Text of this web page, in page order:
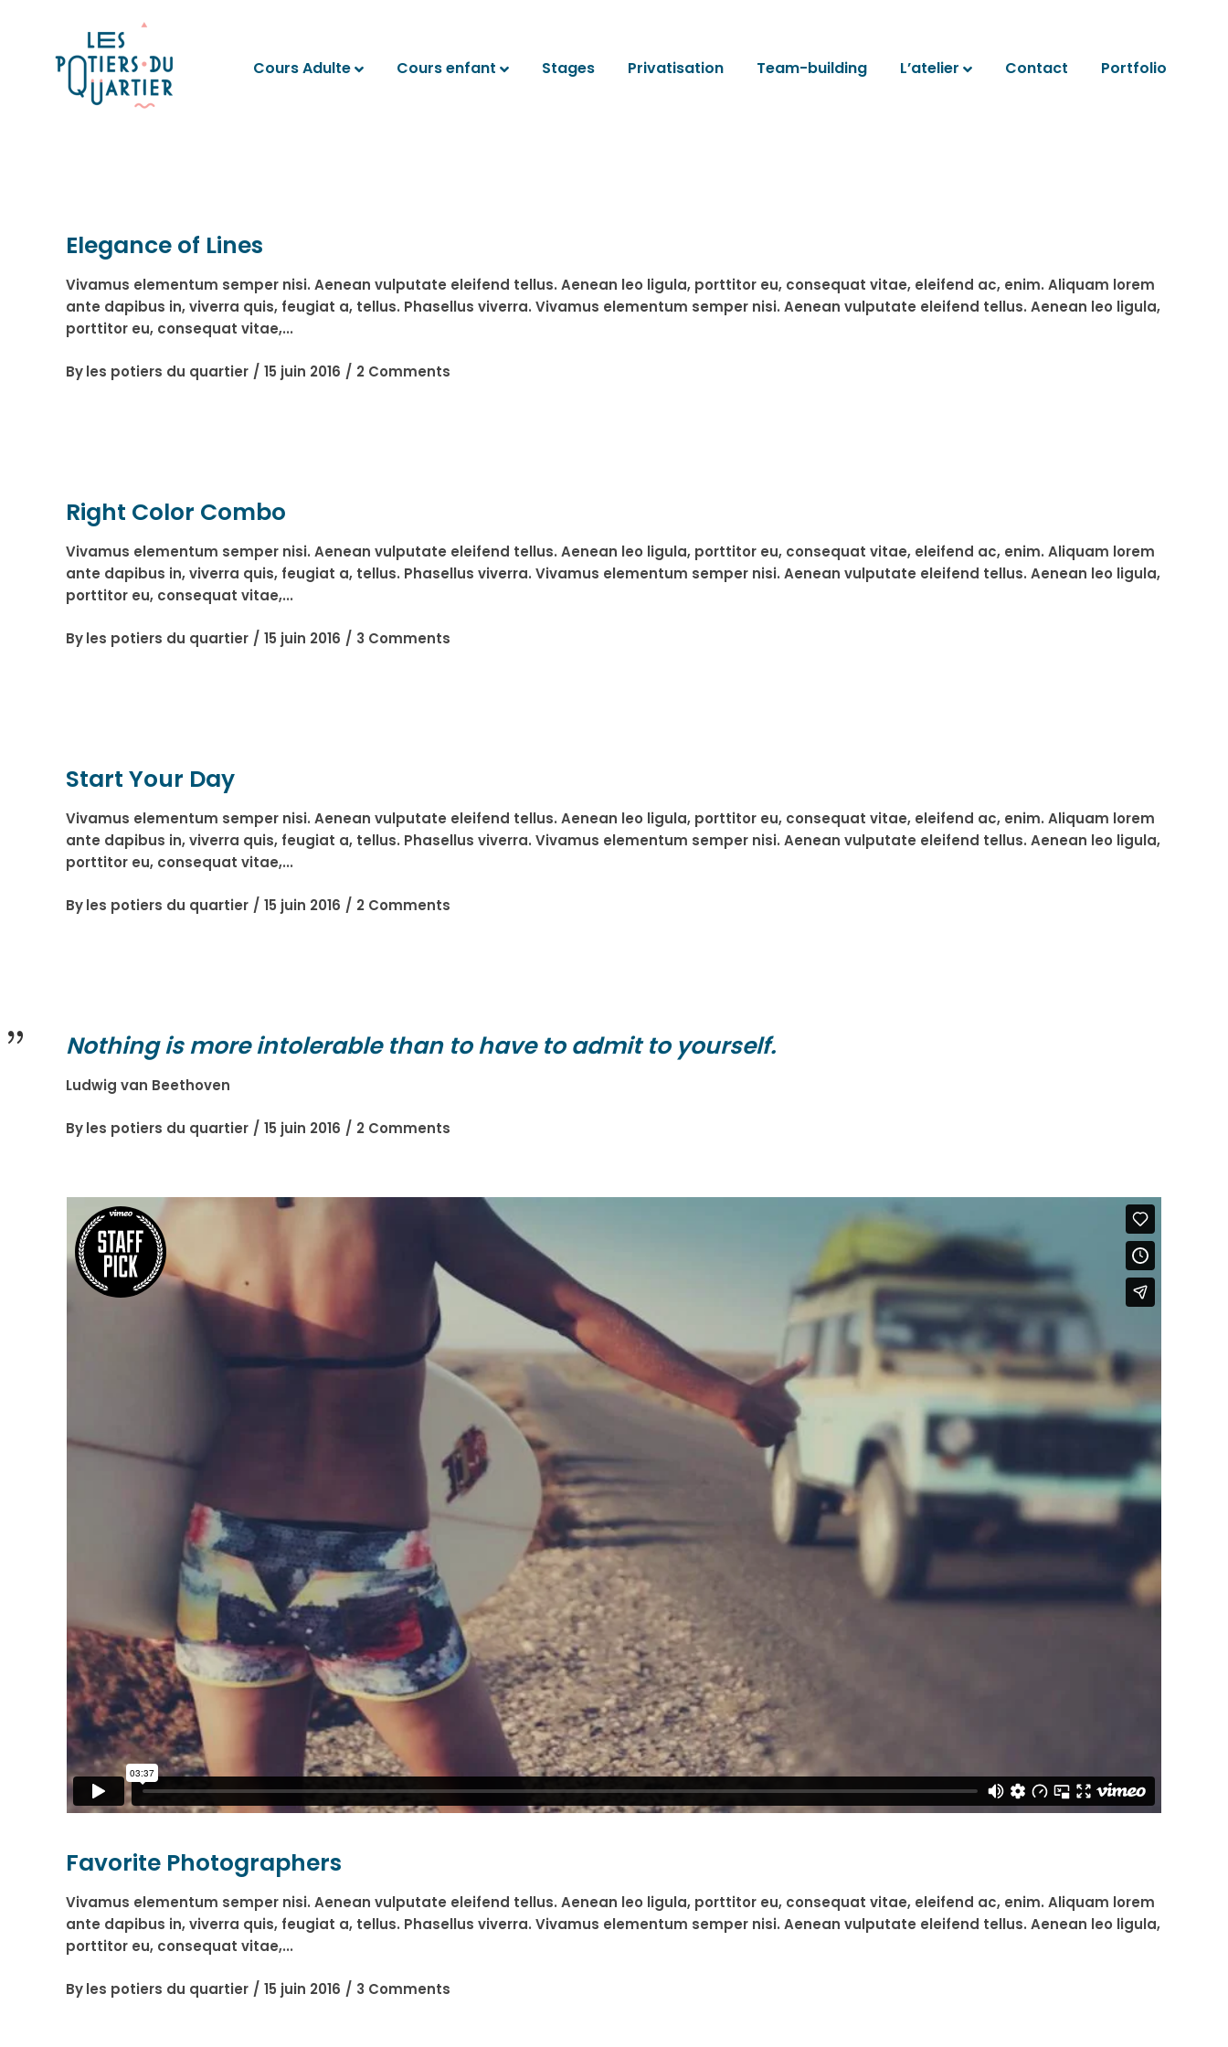
Cours Adulte Cours enfant Stages Privatisation Team-building L’atelier Contact Portfolio
Elegance of Lines
Vivamus elementum semper nisi. Aenean vulputate eleifend tellus. Aenean leo ligula, porttitor eu, consequat vitae, eleifend ac, enim. Aliquam lorem
ante dapibus in, viverra quis, feugiat a, tellus. Phasellus viverra. Vivamus elementum semper nisi. Aenean vulputate eleifend tellus. Aenean leo ligula,
porttitor eu, consequat vitae,
Byles potiers du quartier 15 juin 2016 2 Comments
Right Color Combo
Vivamus elementum semper nisi. Aenean vulputate eleifend tellus. Aenean leo ligula, porttitor eu, consequat vitae, eleifend ac, enim. Aliquam lorem
ante dapibus in, viverra quis, feugiat a, tellus. Phasellus viverra. Vivamus elementum semper nisi. Aenean vulputate eleifend tellus. Aenean leo ligula,
porttitor eu, consequat vitae,
Byles potiers du quartier 15 juin 2016 3 Comments
Start Your Day
Vivamus elementum semper nisi. Aenean vulputate eleifend tellus. Aenean leo ligula, porttitor eu, consequat vitae, eleifend ac, enim. Aliquam lorem
ante dapibus in, viverra quis, feugiat a, tellus. Phasellus viverra. Vivamus elementum semper nisi. Aenean vulputate eleifend tellus. Aenean leo ligula,
porttitor eu, consequat vitae,
Byles potiers du quartier 15 juin 2016 2 Comments
Nothing is more intolerable than to have to admit to yourself.
Ludwig van Beethoven
Byles potiers du quartier 15 juin 2016 2 Comments
Favorite Photographers
Vivamus elementum semper nisi. Aenean vulputate eleifend tellus. Aenean leo ligula, porttitor eu, consequat vitae, eleifend ac, enim. Aliquam lorem
ante dapibus in, viverra quis, feugiat a, tellus. Phasellus viverra. Vivamus elementum semper nisi. Aenean vulputate eleifend tellus. Aenean leo ligula,
porttitor eu, consequat vitae,
Byles potiers du quartier 15 juin 2016 3 Comments